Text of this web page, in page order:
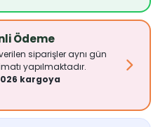
Ödeme
siparişler aynı gün
yapılmaktadır.
kargoya